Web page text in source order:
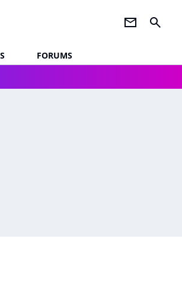
newsletter search
FORUMS